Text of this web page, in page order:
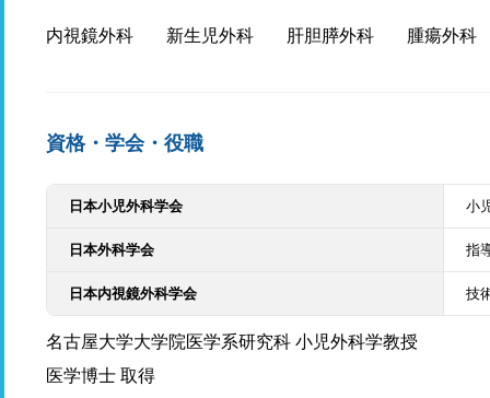
内視鏡外科 新生児外科 肝胆膵外科 腫瘍外科
資格・学会・役職
日本小児外科学会 小
日本外科学会 指
日本内視鏡外科学会 技
名古屋大学大学院医学系研究科 小児外科学教授
医学博士 取得